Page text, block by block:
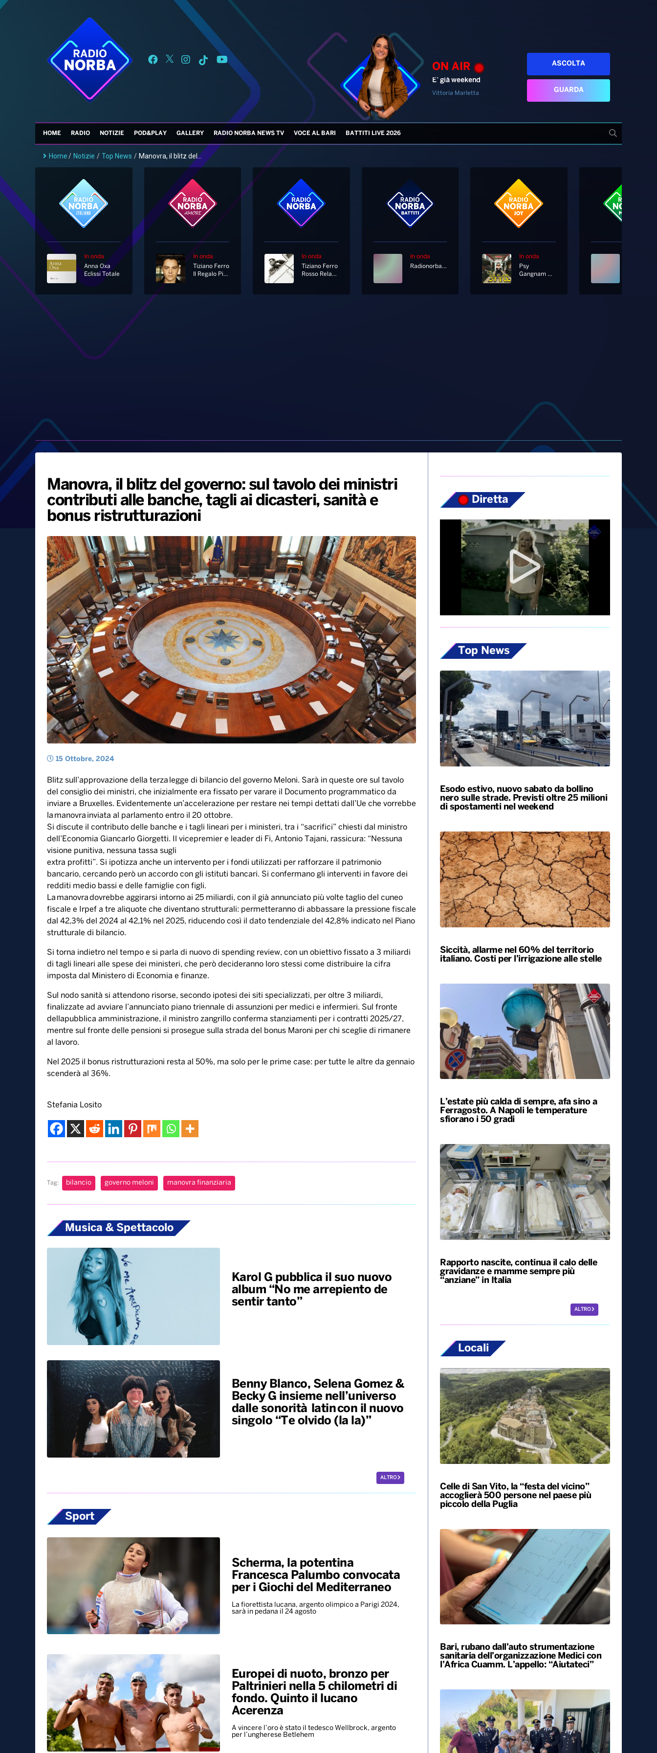
ON AIR
E’ già weekend
Vittoria Marletta
ASCOLTA
GUARDA
HOME RADIO NOTIZIE POD&PLAY GALLERY RADIO NORBA NEWS TV VOCE AL BARI BATTITI LIVE 2026
Home/ Notizie / Top News / Manovra, il blitz del...
In onda
Anna Oxa
Eclissi Totale
In onda
Tiziano Ferro
Il Regalo Più Grande
In onda
Tiziano Ferro
Rosso Relativo
In onda
Radionorba News
In onda
Psy
Gangnam Style
Manovra, il blitz del governo: sul tavolo dei ministri
contributi alle banche, tagli ai dicasteri, sanità e
bonus ristrutturazioni
15 Ottobre, 2024
Blitz sull’approvazione della terza legge di bilancio del governo Meloni. Sarà in queste ore sul tavolo
del consiglio dei ministri, che inizialmente era fissato per varare il Documento programmatico da
inviare a Bruxelles. Evidentemente un’accelerazione per restare nei tempi dettati dall’Ue che vorrebbe
la manovra inviata al parlamento entro il 20 ottobre.
Si discute il contributo delle banche e i tagli lineari per i ministeri, tra i “sacrifici” chiesti dal ministro
dell’Economia Giancarlo Giorgetti. Il vicepremier e leader di Fi, Antonio Tajani, rassicura: “Nessuna
visione punitiva, nessuna tassa sugli
extra profitti”. Si ipotizza anche un intervento per i fondi utilizzati per rafforzare il patrimonio
bancario, cercando però un accordo con gli istituti bancari. Si confermano gli interventi in favore dei
redditi medio bassi e delle famiglie con figli.
La manovra dovrebbe aggirarsi intorno ai 25 miliardi, con il già annunciato più volte taglio del cuneo
fiscale e Irpef a tre aliquote che diventano strutturali: permetteranno di abbassare la pressione fiscale
dal 42,3% del 2024 al 42,1% nel 2025, riducendo così il dato tendenziale del 42,8% indicato nel Piano
strutturale di bilancio.
Si torna indietro nel tempo e si parla di nuovo di spending review, con un obiettivo fissato a 3 miliardi
di tagli lineari alle spese dei ministeri, che però decideranno loro stessi come distribuire la cifra
imposta dal Ministero di Economia e finanze.
Sul nodo sanità si attendono risorse, secondo ipotesi dei siti specializzati, per oltre 3 miliardi,
finalizzate ad avviare l’annunciato piano triennale di assunzioni per medici e infermieri. Sul fronte
dellapubblica amministrazione, il ministro zangrillo conferma stanziamenti per i contratti 2025/27,
mentre sul fronte delle pensioni si prosegue sulla strada del bonus Maroni per chi sceglie di rimanere
al lavoro.
Nel 2025 il bonus ristrutturazioni resta al 50%, ma solo per le prime case: per tutte le altre da gennaio
scenderà al 36%.
Stefania Losito
Tag: bilancio governo meloni manovra finanziaria
Musica & Spettacolo
Karol G pubblica il suo nuovo
album “No me arrepiento de
sentir tanto”
Benny Blanco, Selena Gomez &
Becky G insieme nell’universo
dalle sonorità latin con il nuovo
singolo “Te olvido (la la)”
ALTRO
Sport
Scherma, la potentina
Francesca Palumbo convocata
per i Giochi del Mediterraneo
La fiorettista lucana, argento olimpico a Parigi 2024,
sarà in pedana il 24 agosto
Europei di nuoto, bronzo per
Paltrinieri nella 5 chilometri di
fondo. Quinto il lucano
Acerenza
A vincere l’oro è stato il tedesco Wellbrock, argento
per l’ungherese Betlehem
Diretta
Top News
Esodo estivo, nuovo sabato da bollino
nero sulle strade. Previsti oltre 25 milioni
di spostamenti nel weekend
Siccità, allarme nel 60% del territorio
italiano. Costi per l’irrigazione alle stelle
L’estate più calda di sempre, afa sino a
Ferragosto. A Napoli le temperature
sfiorano i 50 gradi
Rapporto nascite, continua il calo delle
gravidanze e mamme sempre più
“anziane” in Italia
ALTRO
Locali
Celle di San Vito, la “festa del vicino”
accoglierà 500 persone nel paese più
piccolo della Puglia
Bari, rubano dall’auto strumentazione
sanitaria dell’organizzazione Medici con
l’Africa Cuamm. L’appello: “Aiutateci”